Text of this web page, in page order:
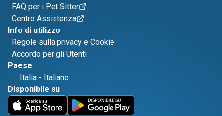
FAQ per i Pet Sitter
Centro Assistenza
Info di utilizzo
Regole sulla privacy e Cookie
Accordo per gli Utenti
Paese
Italia - Italiano
Disponibile su